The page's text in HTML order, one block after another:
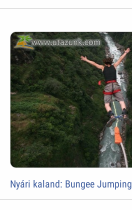
Nyári kaland: Bungee Jumping